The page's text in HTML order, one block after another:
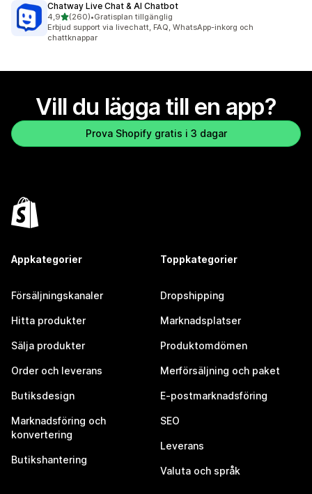
Chatway Live Chat & AI Chatbot
4,9av 5 stjärnor
(260)
260 recensioner totalt
•Gratisplan tillgänglig
Erbjud support via livechatt, FAQ, WhatsApp-inkorg och
chattknappar
Vill du lägga till en app?
Prova Shopify gratis i 3 dagar
Appkategorier
Försäljningskanaler
Hitta produkter
Sälja produkter
Order och leverans
Butiksdesign
Marknadsföring och
konvertering
Butikshantering
Toppkategorier
Dropshipping
Marknadsplatser
Produktomdömen
Merförsäljning och paket
E-postmarknadsföring
SEO
Leverans
Valuta och språk